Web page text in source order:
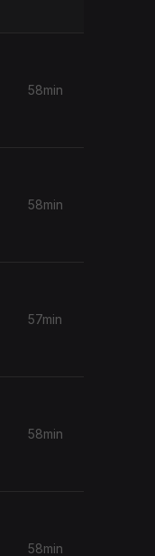
58min
58min
57min
58min
58min